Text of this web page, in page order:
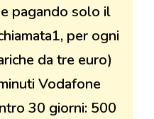
pagando solo il
per ogni
da tre euro)
Vodafone
30 giorni: 500